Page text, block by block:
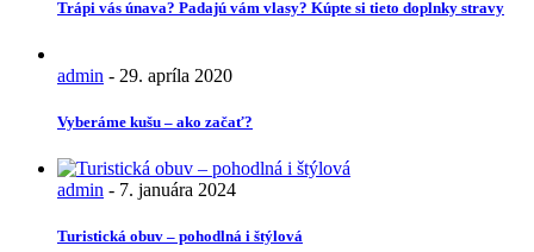
Trápi vás únava? Padajú vám vlasy? Kúpte si tieto doplnky stravy
admin - 29. apríla 2020
Vyberáme kušu – ako začať?
admin - 7. januára 2024
Turistická obuv – pohodlná i štýlová